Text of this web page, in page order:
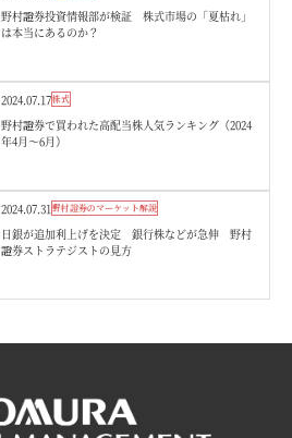
野村證券投資情報部が検証 株式市場の「夏枯れ」
は本当にあるのか？
2024.07.17株式
野村證券で買われた高配当株人気ランキング（2024
年4月～6月）
2024.07.31 野村證券のマーケット解説
日銀が追加利上げを決定 銀行株などが急伸 野村
證券ストラテジストの見方